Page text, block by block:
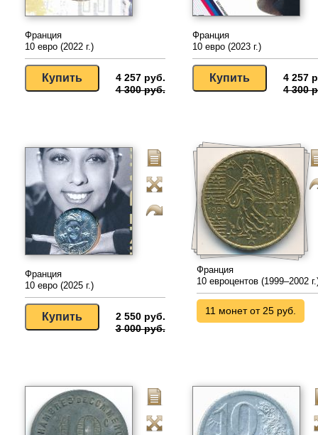
Франция
10 евро (2022 г.)
4 257 руб.
4 300 руб.
Франция
10 евро (2023 г.)
4 257
4 300
Франция
10 евро (2025 г.)
2 550 руб.
3 000 руб.
Франция
10 евроцентов (1999–2002
11 монет от 25 руб.